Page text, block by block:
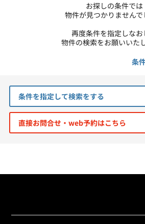
売りたい
コンテンツ
会員メニュー
お探しの条件では
物件が見つかりませんで
再度条件を指定しなお
物件の検索をお願いいたし
条
条件を指定して検索をする
直接お問合せ・web予約はこちら